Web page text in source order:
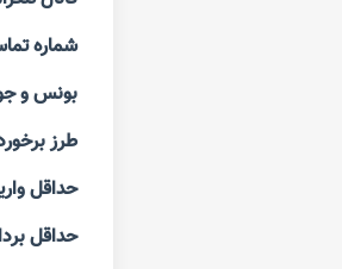
شماره
بونس و
طرز
حداقل
حداقل